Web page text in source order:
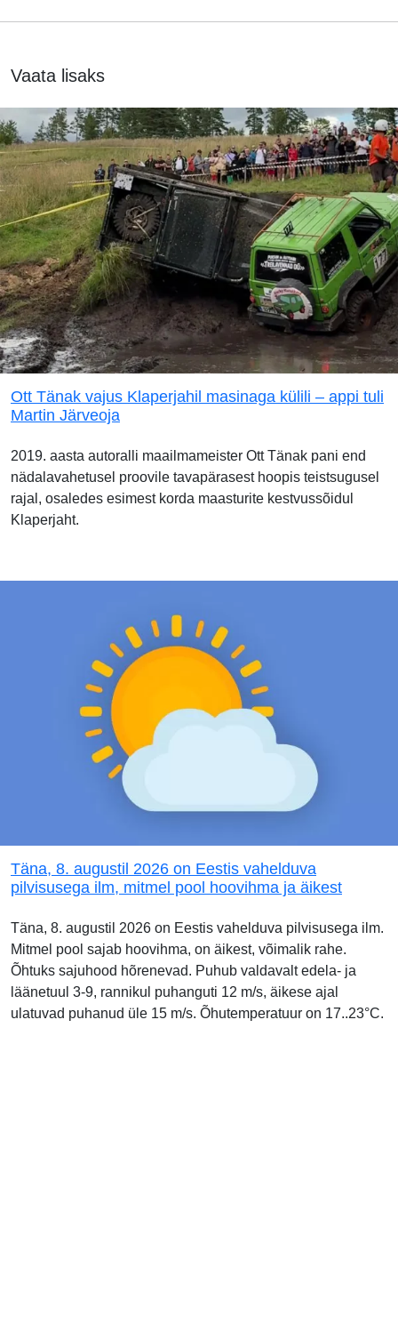
Vaata lisaks
Ott Tänak vajus Klaperjahil masinaga külili – appi tuli
Martin Järveoja
2019. aasta autoralli maailmameister Ott Tänak pani end
nädalavahetusel proovile tavapärasest hoopis teistsugusel
rajal, osaledes esimest korda maasturite kestvussõidul
Klaperjaht.
Täna, 8. augustil 2026 on Eestis vahelduva
pilvisusega ilm, mitmel pool hoovihma ja äikest
Täna, 8. augustil 2026 on Eestis vahelduva pilvisusega ilm.
Mitmel pool sajab hoovihma, on äikest, võimalik rahe.
Õhtuks sajuhood hõrenevad. Puhub valdavalt edela- ja
läänetuul 3-9, rannikul puhanguti 12 m/s, äikese ajal
ulatuvad puhanud üle 15 m/s. Õhutemperatuur on 17..23°C.